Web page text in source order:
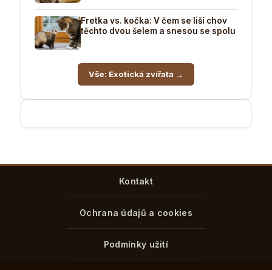
Fretka vs. kočka: V čem se liší chov
těchto dvou šelem a snesou se spolu
Vše: Exotická zvířata →
Kontakt
Ochrana údajů a cookies
Podmínky užití